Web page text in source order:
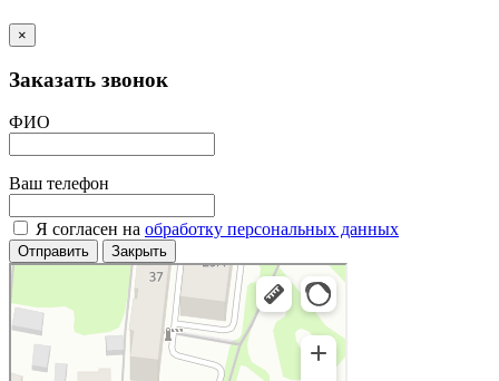
×
Заказать звонок
ФИО
Ваш телефон
Я согласен на обработку персональных данных
Отправить Закрыть